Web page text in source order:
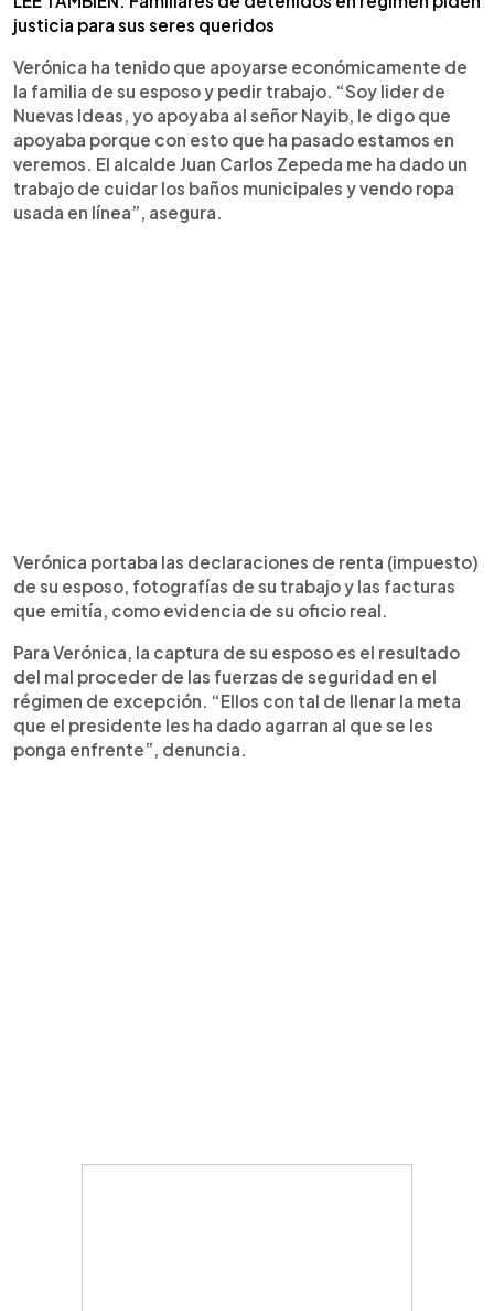
justicia para sus seres queridos
Verónica ha tenido que apoyarse económicamente de
la familia de su esposo y pedir trabajo. “Soy lider de
Nuevas Ideas, yo apoyaba al señor Nayib, le digo que
apoyaba porque con esto que ha pasado estamos en
veremos. El alcalde Juan Carlos Zepeda me ha dado un
trabajo de cuidar los baños municipales y vendo ropa
usada en línea”, asegura.
Verónica portaba las declaraciones de renta (impuesto)
de su esposo, fotografías de su trabajo y las facturas
que emitía, como evidencia de su oficio real.
Para Verónica, la captura de su esposo es el resultado
del mal proceder de las fuerzas de seguridad en el
régimen de excepción. “Ellos con tal de llenar la meta
que el presidente les ha dado agarran al que se les
ponga enfrente”, denuncia.